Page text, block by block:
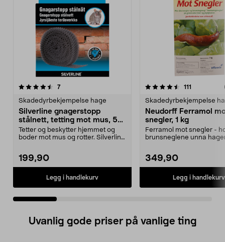
7anmeldelser
Skadedyrbekjempelse hage
Silverline gnagerstopp
stålnett, tetting mot mus, 5
cm x 10 m
Tetter og beskytter hjemmet og
boder mot mus og rotter. Silverline
199,90
Legg i handlekurv
4.5 av 5 stjerner 111
Skadedyrbekjempelse
Neudorff Ferramol
snegler, 1 kg
Ferramol mot snegler -
brunsneglene unna
349,90
Legg i handlekurv
3.5 av 5 stjerner
Uvanlig gode priser på vanlige ting